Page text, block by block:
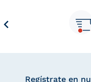
Regístrate en